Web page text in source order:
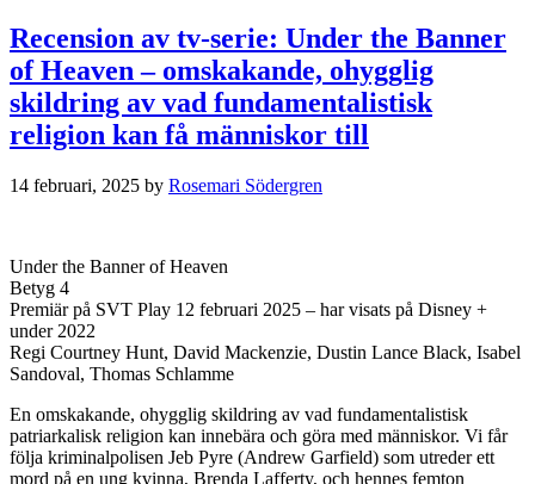
Recension av tv-serie: Under the Banner
of Heaven – omskakande, ohygglig
skildring av vad fundamentalistisk
religion kan få människor till
14 februari, 2025 by Rosemari Södergren
Under the Banner of Heaven
Betyg 4
Premiär på SVT Play 12 februari 2025 – har visats på Disney +
under 2022
Regi Courtney Hunt, David Mackenzie, Dustin Lance Black, Isabel
Sandoval, Thomas Schlamme
En omskakande, ohygglig skildring av vad fundamentalistisk
patriarkalisk religion kan innebära och göra med människor. Vi får
följa kriminalpolisen Jeb Pyre (Andrew Garfield) som utreder ett
mord på en ung kvinna, Brenda Lafferty, och hennes femton